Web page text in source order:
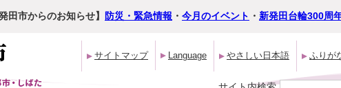
発田市からのお知らせ】 防災・緊急情報 ・ 今月のイベント ・ 新発田台輪300周
サイトマップ Language やさしい日本語 ふりが